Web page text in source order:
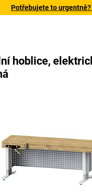
Potřebujete to urgentně?
hoblice,